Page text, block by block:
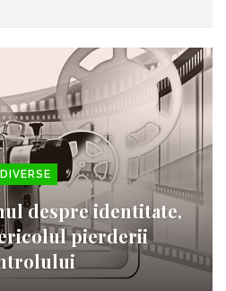
DIVERSE
despre identitate,
pierderii